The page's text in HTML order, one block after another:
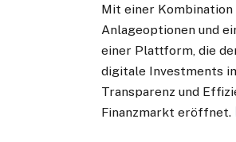
Mit einer
Anlageoptionen und
einer Plattform, die
digitale Investments
Transparenz und
Finanzmarkt eröffnet.